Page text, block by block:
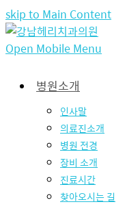
skip to Main Content
Open Mobile Menu
병원소개
인사말
의료진소개
병원 전경
장비 소개
진료시간
찾아오시는 길